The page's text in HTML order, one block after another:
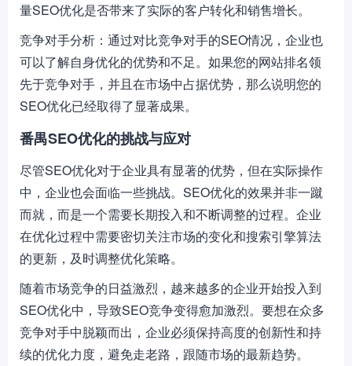
量SEO优化是否带来了实际的客户转化和销售增长。
竞争对手分析：通过对比竞争对手的SEO情况，企业也
可以了解自身优化的优势和不足。如果您的网站排名领
先于竞争对手，并且在市场中占据优势，那么说明您的
SEO优化已经取得了显著成果。
番禺SEO优化的挑战与应对
尽管SEO优化对于企业具有显著的优势，但在实际操作
中，企业也会面临一些挑战。SEO优化的效果并非一蹴
而就，而是一个需要长期投入和不断调整的过程。企业
在优化过程中需要密切关注市场的变化和搜索引擎算法
的更新，及时调整优化策略。
随着市场竞争的日益激烈，越来越多的企业开始投入到
SEO优化中，导致SEO竞争变得愈加激烈。要想在众多
竞争对手中脱颖而出，企业必须保持高度的创新性和持
续的优化力度，避免走老路，跟随市场的最新趋势。